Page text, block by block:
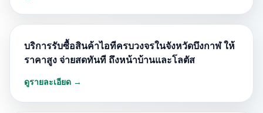
บริการรับซื้อสินค้าไอทีครบวงจรในจังหวัดบึงกาฬ ให้
ราคาสูง จ่ายสดทันที ถึงหน้าบ้านและโลตัส
ดูรายละเอียด →